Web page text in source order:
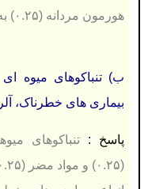
هورمون مردانه (۰.۲۵) به تدریج کم می شود. (۰.۲۵)
ب) تنباكوهای میوه
بیماری های خطرناک،
پاسخ : تنباكوهای